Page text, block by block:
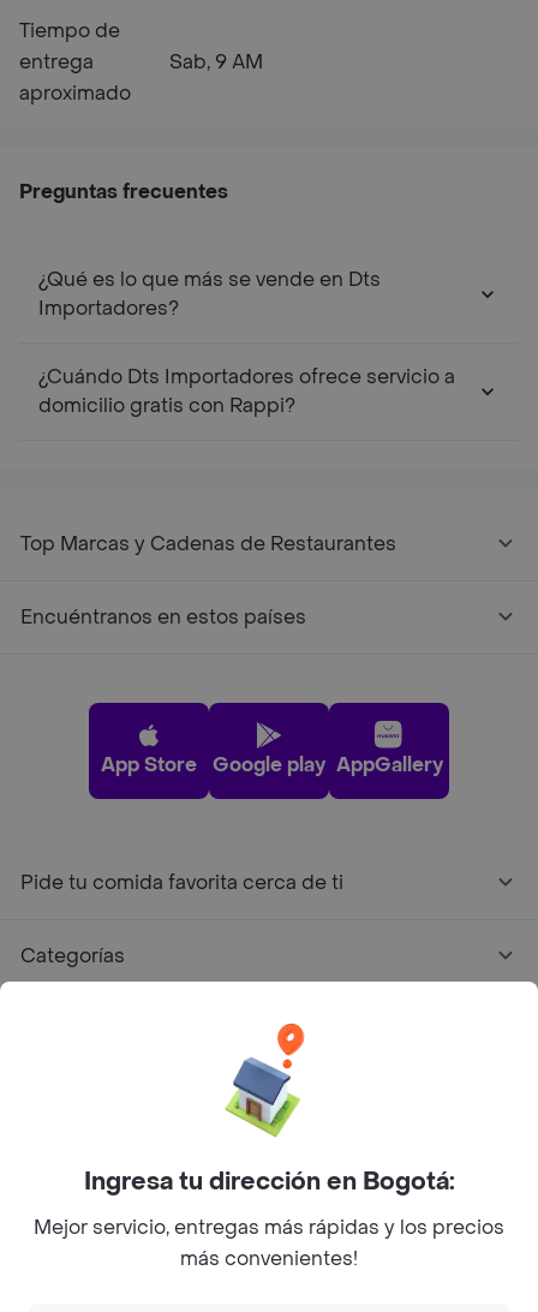
Tiempo de
entrega
aproximado
Sab, 9 AM
Preguntas frecuentes
¿Qué es lo que más se vende en Dts
Importadores?
¿Cuándo Dts Importadores ofrece servicio a
domicilio gratis con Rappi?
Top Marcas y Cadenas de Restaurantes
Encuéntranos en estos países
App Store Google play AppGallery
Pide tu comida favorita cerca de ti
Categorías
Facebook
Twitter
Instagram
©2026Rappi Inc. All rights reserved.
Ingresa tu dirección en Bogotá:
Mejor servicio, entregas más rápidas y los precios
más convenientes!